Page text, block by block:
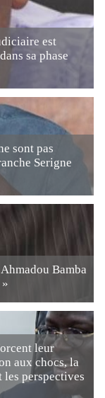
est
sa phase
sont pas
Serigne
Bamba
leur
aux chocs, la
perspectives